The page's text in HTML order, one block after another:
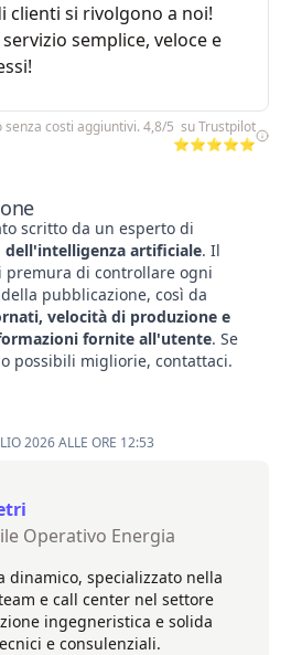
clienti si rivolgono a noi!
semplice, veloce e
senza costi aggiuntivi. 4,8/5 su Trustpilot
⭐⭐⭐⭐⭐
scritto da un esperto di
dell'intelligenza artificiale. Il
premura di controllare ogni
pubblicazione, così da
velocità di produzione e
fornite all'utente. Se
possibili migliorie, contattaci.
2026 ALLE ORE 12:53
Operativo Energia
dinamico, specializzato nella
e call center nel settore
ingegneristica e solida
e consulenziali.